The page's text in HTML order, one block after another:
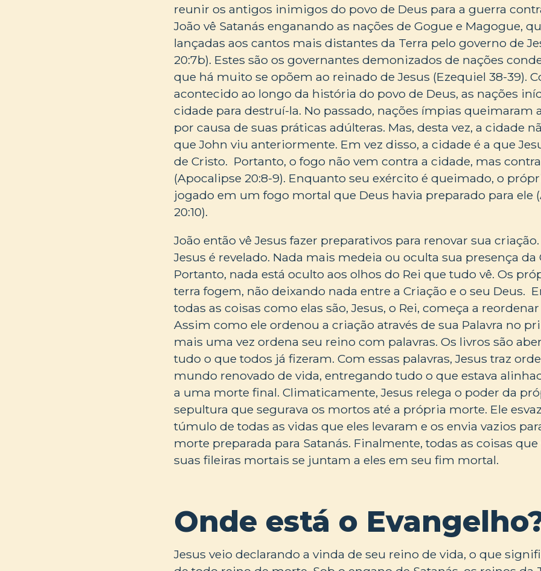
reunir os antigos inimigos do povo de Deus para a guerra
João vê Satanás enganando as nações de Gogue e Magogue,
lançadas aos cantos mais distantes da Terra pelo governo de
20:7b). Estes são os governantes demonizados de nações
que há muito se opõem ao reinado de Jesus (Ezequiel 38-39).
acontecido ao longo da história do povo de Deus, as nações
cidade para destruí-la. No passado, nações ímpias queimaram
por causa de suas práticas adúlteras. Mas, desta vez, a cidade
que John viu anteriormente. Em vez disso, a cidade é a que
de Cristo. Portanto, o fogo não vem contra a cidade, mas
(Apocalipse 20:8-9). Enquanto seu exército é queimado, o
jogado em um fogo mortal que Deus havia preparado para ele
20:10).
João então vê Jesus fazer preparativos para renovar sua
Jesus é revelado. Nada mais medeia ou oculta sua presença da
Portanto, nada está oculto aos olhos do Rei que tudo vê. Os
terra fogem, não deixando nada entre a Criação e o seu Deus.
todas as coisas como elas são, Jesus, o Rei, começa a
Assim como ele ordenou a criação através de sua Palavra no
mais uma vez ordena seu reino com palavras. Os livros são
tudo o que todos já fizeram. Com essas palavras, Jesus traz
mundo renovado de vida, entregando tudo o que estava
a uma morte final. Climaticamente, Jesus relega o poder da
sepultura que segurava os mortos até a própria morte. Ele
túmulo de todas as vidas que eles levaram e os envia vazios
morte preparada para Satanás. Finalmente, todas as coisas
suas fileiras mortais se juntam a eles em seu fim mortal.
Onde está o
Jesus veio declarando a vinda de seu reino de vida, o que